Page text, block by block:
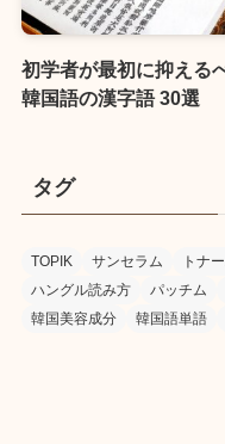
初学者が最初に抑える
韓国語の漢字語 30選
タグ
TOPIK サンセラム トナ
ハングル読み方
パッチム
韓国美容成分
韓国語単語